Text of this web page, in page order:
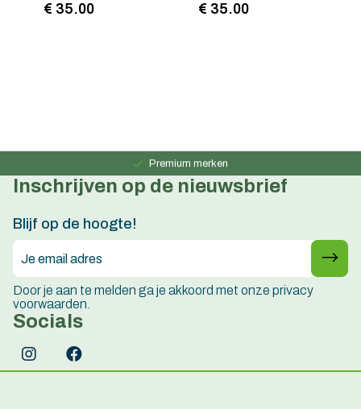
€ 35.00 € 35.00
Premium merken
Persoonlijk advies
Inschrijven op de nieuwsbrief
Blijf op de hoogte!
Door je aan te melden ga je akkoord met onze privacy
voorwaarden.
Socials